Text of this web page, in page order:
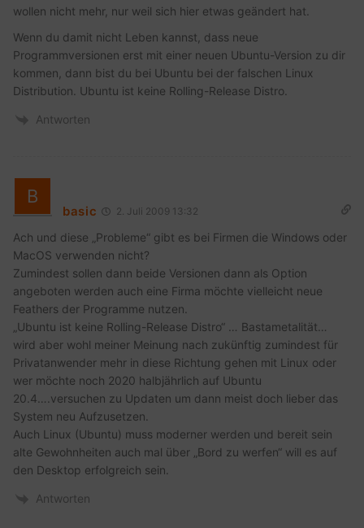
wollen nicht mehr, nur weil sich hier etwas geändert hat.
Wenn du damit nicht Leben kannst, dass neue
Programmversionen erst mit einer neuen Ubuntu-Version zu dir
kommen, dann bist du bei Ubuntu bei der falschen Linux
Distribution. Ubuntu ist keine Rolling-Release Distro.
Antworten
basic 2. Juli 2009 13:32
Ach und diese „Probleme“ gibt es bei Firmen die Windows oder
MacOS verwenden nicht?
Zumindest sollen dann beide Versionen dann als Option
angeboten werden auch eine Firma möchte vielleicht neue
Feathers der Programme nutzen.
„Ubuntu ist keine Rolling-Release Distro“ … Bastametalität…
wird aber wohl meiner Meinung nach zukünftig zumindest für
Privatanwender mehr in diese Richtung gehen mit Linux oder
wer möchte noch 2020 halbjährlich auf Ubuntu
20.4….versuchen zu Updaten um dann meist doch lieber das
System neu Aufzusetzen.
Auch Linux (Ubuntu) muss moderner werden und bereit sein
alte Gewohnheiten auch mal über „Bord zu werfen“ will es auf
den Desktop erfolgreich sein.
Antworten